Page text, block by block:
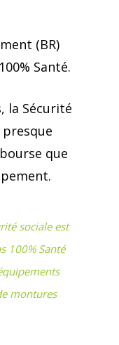
(BR)
Santé.
la Sécurité
presque
que
sociale est
100% Santé
montures